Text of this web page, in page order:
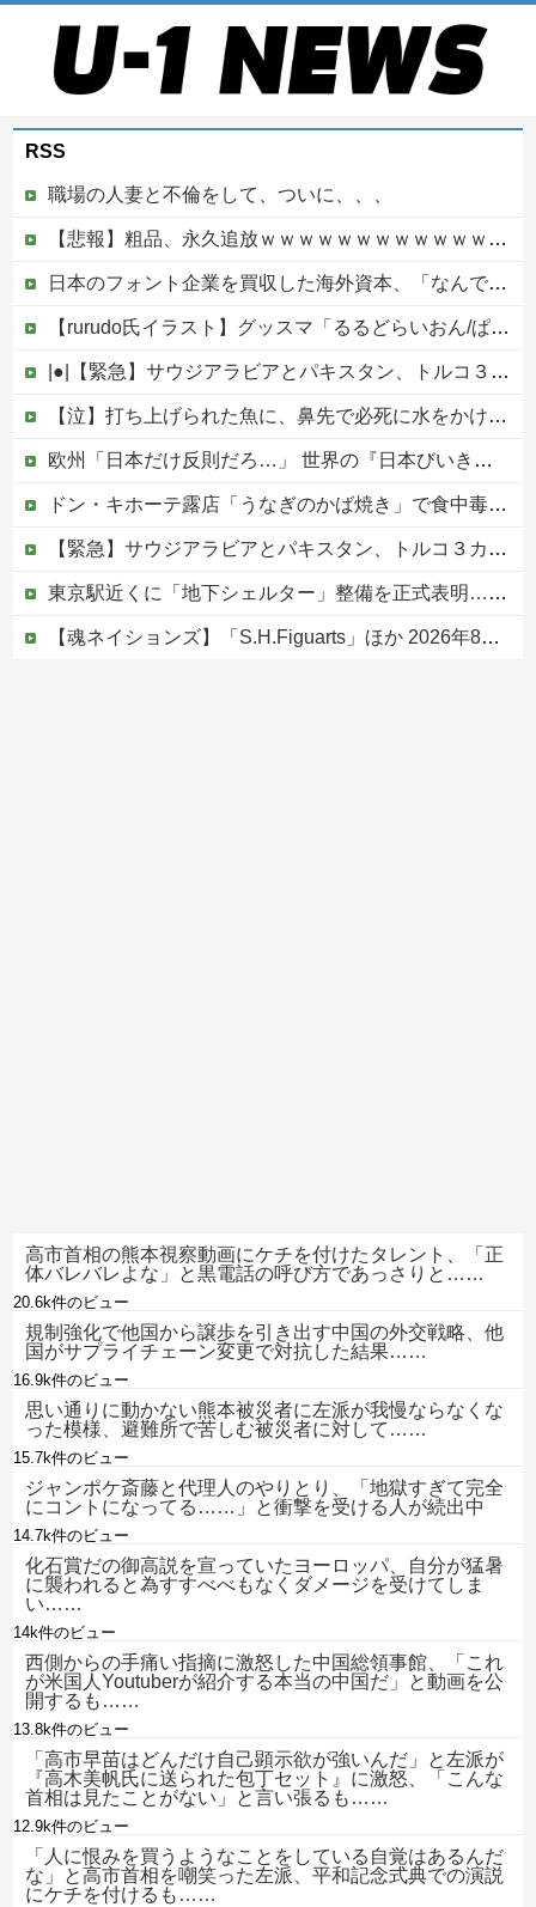
RSS
職場の人妻と不倫をして、ついに、、、
【悲報】粗品、永久追放ｗｗｗｗｗｗｗｗｗｗｗｗｗｗｗ（証拠あり）
日本のフォント企業を買収した海外資本、「なんで自ら売上ゼロにするようなことするの」とドン引きするような方針転換を……
【rurudo氏イラスト】グッスマ「るるどらいおん/ぱすてるおにくVer.」美少女フィギュア【本日発売】他
|●|【緊急】サウジアラビアとパキスタン、トルコ３カ国 相互防衛協定締結
【泣】打ち上げられた魚に、鼻先で必死に水をかけてあげる犬が話題
欧州「日本だけ反則だろ…」 世界の『日本びいき』にヨーロッパ全土から不満の声
ドン・キホーテ露店「うなぎのかば焼き」で食中毒 男女14人が発熱や腹痛など訴え…サルモネラ属の菌検出
【緊急】サウジアラビアとパキスタン、トルコ３カ国 相互防衛協定締結
東京駅近くに「地下シェルター」整備を正式表明…小池百合子知事「多くの方が滞在、施設整備の効果高い」
【魂ネイションズ】「S.H.Figuarts」ほか 2026年8月発売商品【スケジュール公開】
高市首相の熊本視察動画にケチを付けたタレント、「正
体バレバレよな」と黒電話の呼び方であっさりと……
20.6k件のビュー
規制強化で他国から譲歩を引き出す中国の外交戦略、他
国がサプライチェーン変更で対抗した結果……
16.9k件のビュー
思い通りに動かない熊本被災者に左派が我慢ならなくな
った模様、避難所で苦しむ被災者に対して……
15.7k件のビュー
ジャンポケ斎藤と代理人のやりとり、「地獄すぎて完全
にコントになってる……」と衝撃を受ける人が続出中
14.7k件のビュー
化石賞だの御高説を宣っていたヨーロッパ、自分が猛暑
に襲われると為すすべべもなくダメージを受けてしま
い……
14k件のビュー
西側からの手痛い指摘に激怒した中国総領事館、「これ
が米国人Youtuberが紹介する本当の中国だ」と動画を公
開するも……
13.8k件のビュー
「高市早苗はどんだけ自己顕示欲が強いんだ」と左派が
『高木美帆氏に送られた包丁セット』に激怒、「こんな
首相は見たことがない」と言い張るも……
12.9k件のビュー
「人に恨みを買うようなことをしている自覚はあるんだ
な」と高市首相を嘲笑った左派、平和記念式典での演説
にケチを付けるも……